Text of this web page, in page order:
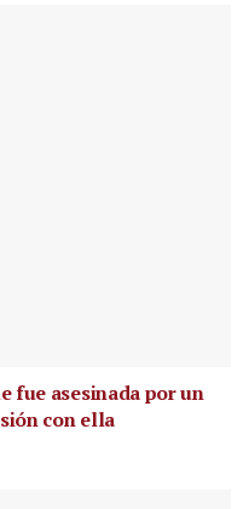
fue asesinada por un
con ella